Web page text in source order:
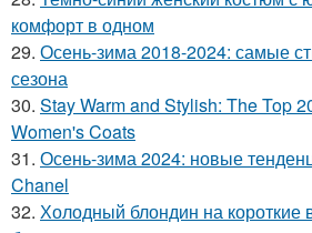
комфорт в одном
29. Осень-зима 2018-2024: самые
сезона
30. Stay Warm and Stylish: The Top
Women's Coats
31. Осень-зима 2024: новые
Chanel
32. Холодный блондин на короткие